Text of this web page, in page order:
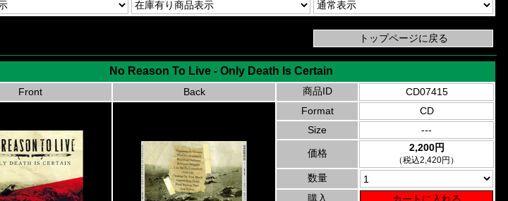
No Reason To Live - Only Death Is Certain
Front Back 商品ID
CD07415
Format
CD
Size
---
価格 2,200円
（税込2,420円）
数量
購入